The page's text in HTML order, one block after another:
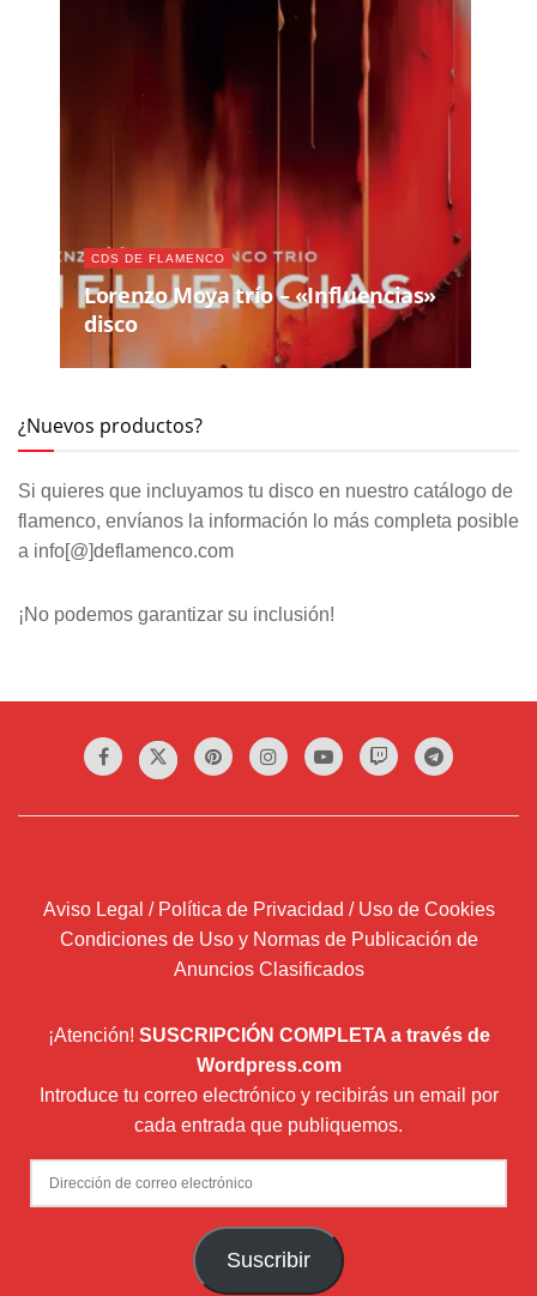
CDS DE FLAMENCO
Lorenzo Moya trío – «Influencias»
disco
¿Nuevos productos?
Si quieres que incluyamos tu disco en nuestro catálogo de
flamenco, envíanos la información lo más completa posible
a info[@]deflamenco.com
¡No podemos garantizar su inclusión!
Aviso Legal / Política de Privacidad / Uso de Cookies
Condiciones de Uso y Normas de Publicación de
Anuncios Clasificados
¡Atención! SUSCRIPCIÓN COMPLETA a través de
Wordpress.com
Introduce tu correo electrónico y recibirás un email por
cada entrada que publiquemos.
Dirección
de
Suscribir